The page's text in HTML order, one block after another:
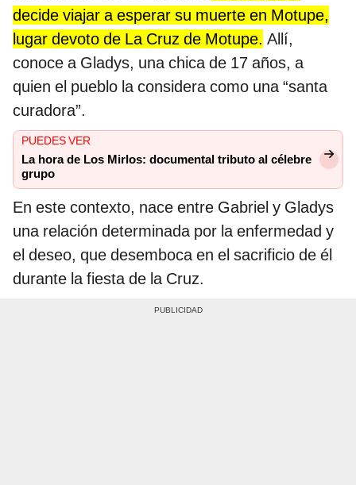
decide viajar a esperar su muerte en Motupe,
lugar devoto de La Cruz de Motupe. Allí,
conoce a Gladys, una chica de 17 años, a
quien el pueblo la considera como una “santa
curadora”.
PUEDES VER
La hora de Los Mirlos: documental tributo al célebre
grupo
En este contexto, nace entre Gabriel y Gladys
una relación determinada por la enfermedad y
el deseo, que desemboca en el sacrificio de él
durante la fiesta de la Cruz.